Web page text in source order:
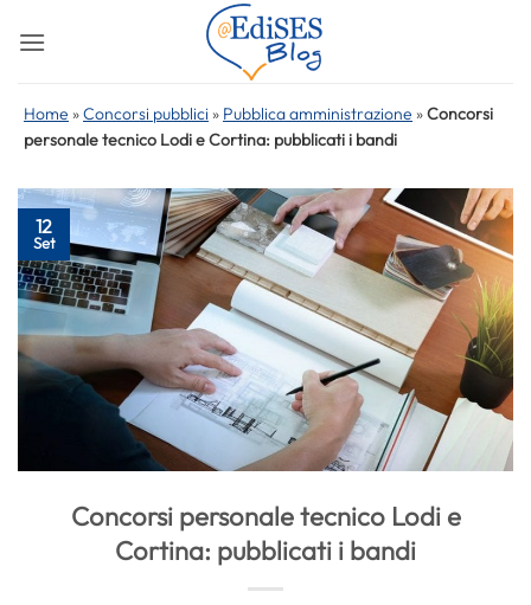
Home »Concorsi pubblici » Pubblica amministrazione »Concorsi
personale tecnico Lodi e Cortina: pubblicati i bandi
12
Set
Concorsi personale tecnico Lodi e
Cortina: pubblicati i bandi